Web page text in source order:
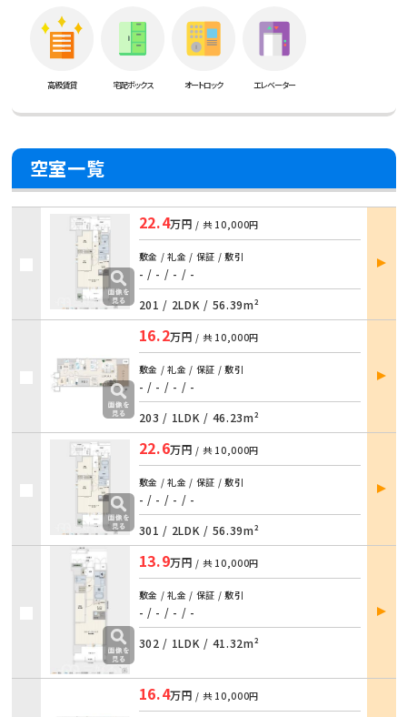
高級賃貸 宅配ボックス オートロック エレベーター
空室一覧
22.4万円 / 共 10,000円
敷金 / 礼金 / 保証 / 敷引
- / - / - / -
201 / 2LDK / 56.39m²
部屋
詳細
16.2万円 / 共 10,000円
敷金 / 礼金 / 保証 / 敷引
- / - / - / -
203 / 1LDK / 46.23m²
部屋
詳細
22.6万円 / 共 10,000円
敷金 / 礼金 / 保証 / 敷引
- / - / - / -
301 / 2LDK / 56.39m²
部屋
詳細
13.9万円 / 共 10,000円
敷金 / 礼金 / 保証 / 敷引
- / - / - / -
302 / 1LDK / 41.32m²
部屋
詳細
16.4万円 / 共 10,000円